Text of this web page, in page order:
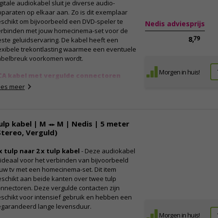
audiokabel sluit je diverse audio-
op elkaar aan. Zo is dit exemplaar
om bijvoorbeeld een DVD-speler te
met jouw homecinema-set voor de
geluidservaring. De kabel heeft een
trekontlasting waarmee een eventuele
voorkomen wordt.
kabel met vergulde connectoren
digitale kabel beschikt aan beide kanten
waardoor ze niet verroesten en
zijn voor langdurig en intensief gebruik.
niet per ongeluk losschiet bij verkeerd
zodat er geen kabelbreuk plaatsvindt.
is het snoer voorzien van een duurzame
van PVC. Zo ben jij verzekerd van
storingsvrij geluidssignaal en geniet je altijd
een heldere geluidskwaliteit.
meer
Nedis adviesprijs
8,79
Morgen in huis!
kabel | M ↔ M | Nedis | 5 meter
Verguld)
tulp naar 2 x tulp kabel - Deze audiokabel
voor het verbinden van bijvoorbeeld
tv met een homecinema-set. Dit item
aan beide kanten over twee tulp
Deze vergulde contacten zijn
voor intensief gebruik en hebben een
lange levensduur.
Morgen in huis!